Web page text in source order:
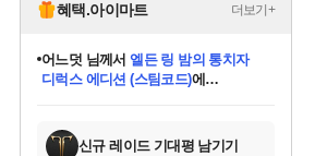
혜택.아이마트 더보기+
당첨되셨습니다.
당첨되셨습니다.
어느덧 님께서엘든 링 밤의 통치자
디럭스 에디션 (스팀코드)에
당첨되셨습니다.
에디션 (스팀코드)를 교환.
당첨되셨습니다.
당첨되셨습니다.
당첨되셨습니다.
당첨되셨습니다.
신규 레이드 기대평 남기기